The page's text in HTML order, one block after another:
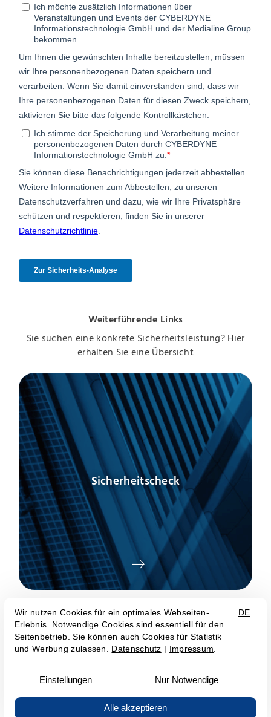
Weiterführende Links
Sie suchen eine konkrete Sicherheitsleistung? Hier
erhalten Sie eine Übersicht
Sicherheitscheck
Mitarbeitersensibilisierung